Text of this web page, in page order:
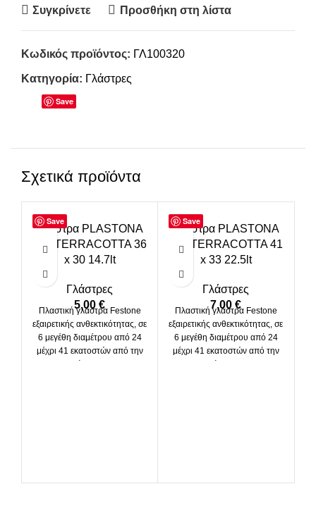
Συγκρίνετε Προσθήκη στη λίστα
Κωδικός προϊόντος: ΓΛ100320
Κατηγορία: Γλάστρες
Save
Σχετικά προϊόντα
Save
Γλάστρα PLASTONA
203 TERRACOTTA 36
x 30 14.7lt
Γλάστρες
5,00 €
Πλαστική γλάστρα Festone
εξαιρετικής ανθεκτικότητας, σε
6 μεγέθη διαμέτρου από 24
μέχρι 41 εκατοστών από την
Save
Γλάστρα PLASTONA
204 TERRACOTTA 41
x 33 22.5lt
Γλάστρες
7,00 €
Πλαστική γλάστρα Festone
εξαιρετικής ανθεκτικότητας, σε
6 μεγέθη διαμέτρου από 24
μέχρι 41 εκατοστών από την